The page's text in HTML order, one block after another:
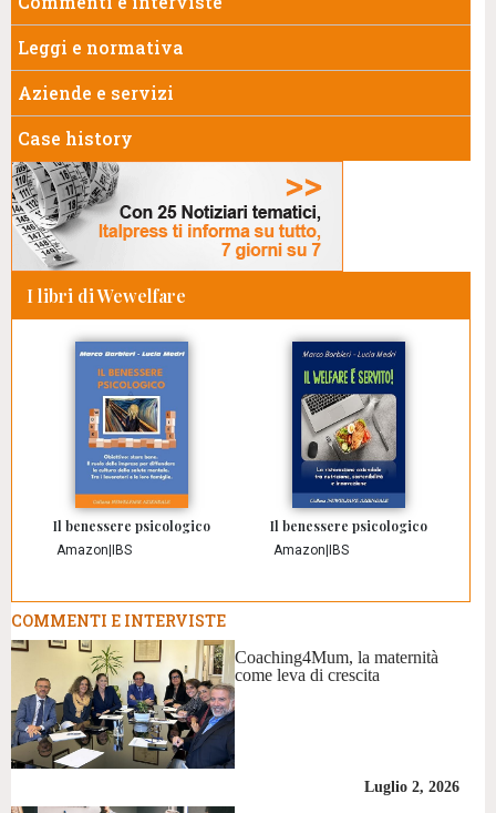
Leggi e normativa
Aziende e servizi
Case history
I libri di Wewelfare
Il benessere psicologico
Amazon IBS
Il benessere psicologico
Amazon IBS
COMMENTI E INTERVISTE
Coaching4Mum, la maternità
come leva di crescita
Luglio 2, 2026